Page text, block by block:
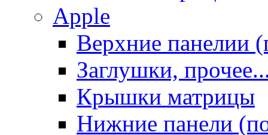
Apple
Верхние панелии
Заглушки,
Крышки матрицы
Нижние панели